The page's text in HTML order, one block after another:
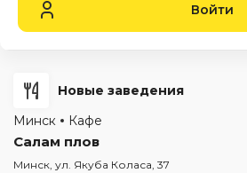
Войти
Новые заведения
Минск
Кафе
Салам плов
Минск, ул. Якуба Коласа, 37